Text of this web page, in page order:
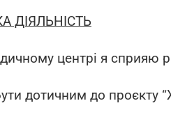
ДІЯЛЬНІСТЬ
центрі я сприяю
дотичним до проєкту